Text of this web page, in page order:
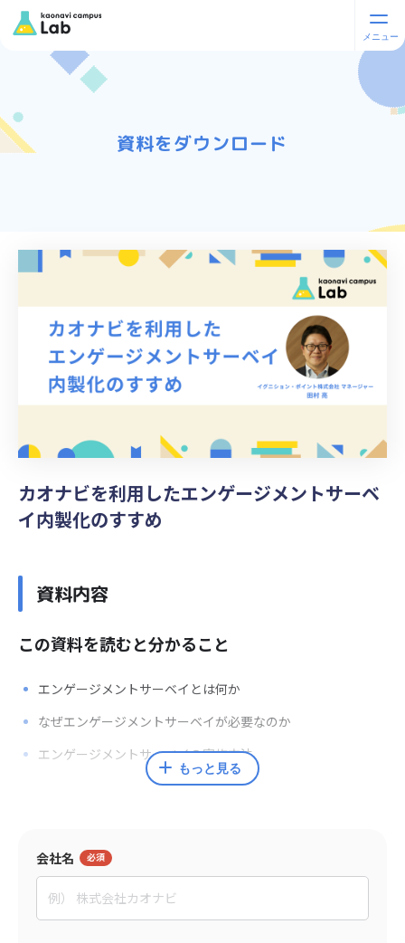
資料をダウンロード
カオナビを利用したエンゲージメントサーベ
イ内製化のすすめ
資料内容
この資料を読むと分かること
エンゲージメントサーベイとは何か
なぜエンゲージメントサーベイが必要なのか
エンゲージメントサーベイの実施方法
田村 亮
イグニション・ポイント株式会社
もっと見る
会社名